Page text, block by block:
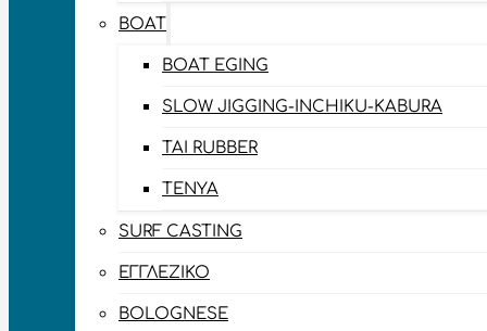
BOAT
BOAT EGING
SLOW JIGGING-INCHIKU-KABURA
TAI RUBBER
TENYA
SURF CASTING
ΕΓΓΛΈΖΙΚΟ
BOLOGNESE